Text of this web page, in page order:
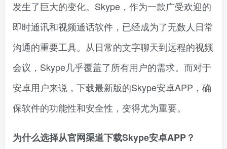
发生了巨大的变化。Skype，作为一款广受欢迎的
即时通讯和视频通话软件，已经成为了无数人日常
沟通的重要工具。从日常的文字聊天到远程的视频
会议，Skype几乎覆盖了所有用户的需求。而对于
安卓用户来说，下载最新版的Skype安卓APP，确
保软件的功能性和安全性，变得尤为重要。
为什么选择从官网渠道下载Skype安卓APP？